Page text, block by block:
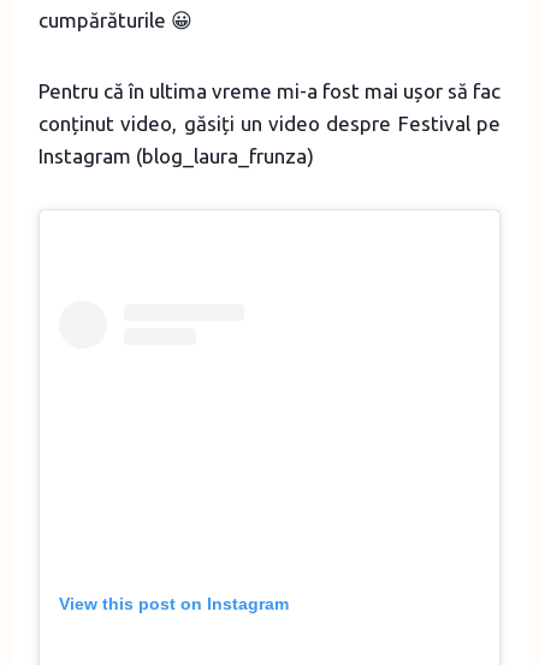
cumpărăturile 😀
Pentru că în ultima vreme mi-a fost mai ușor să fac
conținut video, găsiți un video despre Festival pe
Instagram (blog_laura_frunza)
View this post on Instagram